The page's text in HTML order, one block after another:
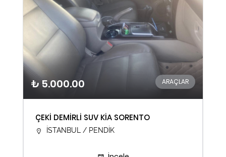
₺ 5.000.00 ARAÇLAR
ÇEKİ DEMİRLİ SUV KİA SORENTO
İSTANBUL / PENDİK